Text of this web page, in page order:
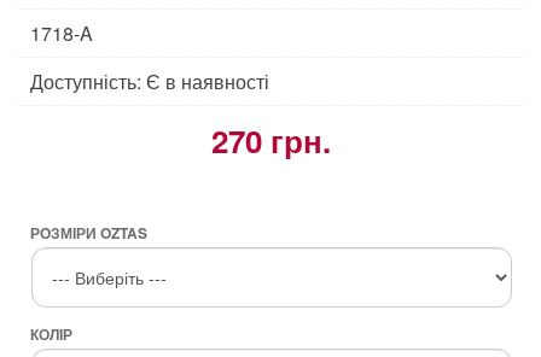
1718-A
Доступність: Є в наявності
270 грн.
РОЗМІРИ OZTAS
КОЛІР